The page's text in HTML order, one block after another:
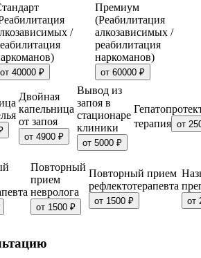
/
от 40000 ₽
Премиум
(Реабилитация
алкозависимых /
реабилитация
наркоманов)
от 60000 ₽
Двойная
капельница
от запоя
от 4900 ₽
Вывод из
запоя в
стационаре
клиники
от 5000 ₽
терапия от
Повторный
прием
невролога
от 1500 ₽
Повторный прием
рефлектотерапевта
от 1500 ₽ от